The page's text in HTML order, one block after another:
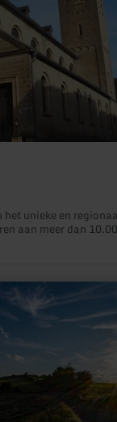
unieke en
aan meer dan